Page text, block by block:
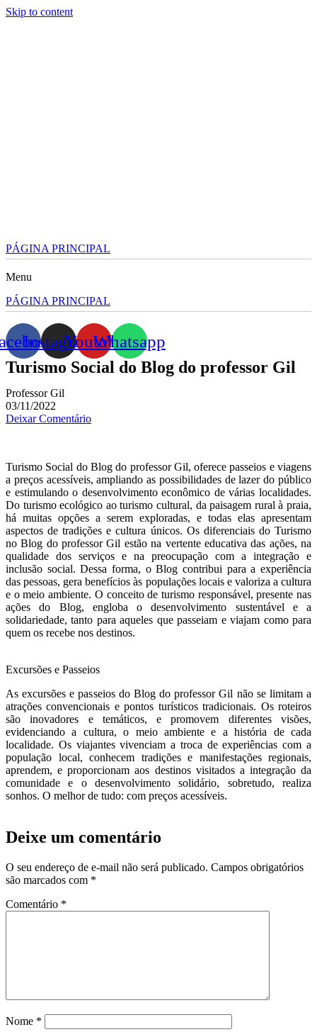
Skip to content
PÁGINA PRINCIPAL
Menu
PÁGINA PRINCIPAL
InstagramYoutubeWhatsapp
Turismo Social do Blog do professor Gil
Professor Gil
03/11/2022
Deixar Comentário
Turismo Social do Blog do professor Gil, oferece passeios e viagens
a preços acessíveis, ampliando as possibilidades de lazer do público
e estimulando o desenvolvimento econômico de várias localidades.
Do turismo ecológico ao turismo cultural, da paisagem rural à praia,
há muitas opções a serem exploradas, e todas elas apresentam
aspectos de tradições e cultura únicos. Os diferenciais do Turismo
no Blog do professor Gil estão na vertente educativa das ações, na
qualidade dos serviços e na preocupação com a integração e
inclusão social. Dessa forma, o Blog contribui para a experiência
das pessoas, gera benefícios às populações locais e valoriza a cultura
e o meio ambiente. O conceito de turismo responsável, presente nas
ações do Blog, engloba o desenvolvimento sustentável e a
solidariedade, tanto para aqueles que passeiam e viajam como para
quem os recebe nos destinos.
Excursões e Passeios
As excursões e passeios do Blog do professor Gil não se limitam a
atrações convencionais e pontos turísticos tradicionais. Os roteiros
são inovadores e temáticos, e promovem diferentes visões,
evidenciando a cultura, o meio ambiente e a história de cada
localidade. Os viajantes vivenciam a troca de experiências com a
população local, conhecem tradições e manifestações regionais,
aprendem, e proporcionam aos destinos visitados a integração da
comunidade e o desenvolvimento solidário, sobretudo, realiza
sonhos. O melhor de tudo: com preços acessíveis.
Deixe um comentário
O seu endereço de e-mail não será publicado. Campos obrigatórios
são marcados com *
Comentário *
Nome *